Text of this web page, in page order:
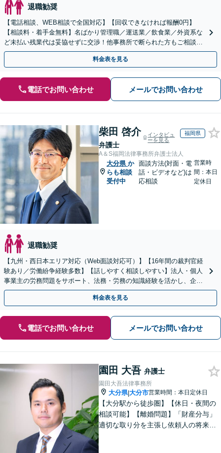
退職勧奨
【電話相談、WEB相談で全国対応】【回収できなければ報酬0円】
【相談料・着手金無料】名ばかり管理職／運送業／飲食業／外資系な
ど未払い残業代は妥協せずに交渉！他事務所で断られた方もご相談く
ださい。【解決事例が豊富】土曜日も電話受付しています
料金表を見る
電話でお問い合わせ メールでお問い合わせ
柴田 啓介
弁護士
インタビュ
ーを見る
福岡県
A＆S福岡法律事務所弁護士法人
大分県 か
らも相談
受付中
面談方法(対面・電
話・ビデオなど)は
応相談
営業時
間：本日
定休日
退職勧奨
【九州・西日本エリア対応（Web面談対応可）】【16年間の裁判官経
験あり／労働紛争経験多数】【話しやすく相談しやすい】法人・個人
事業主の労務問題をサポート、法務・労務の知識経験を活かし、企業
側から御社の労働問題解決に尽力します。
料金表を見る
電話でお問い合わせ メールでお問い合わせ
園田 大吾 弁護士
園田大吾法律事務所
大分県|大分市営業時間：本日定休日
【大分駅から徒歩圏】【休日・夜間の
相談可能】【離婚問題】「財産分与」
適切な取り分を主張し依頼人の将来を